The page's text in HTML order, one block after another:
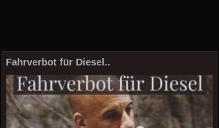
Fahrverbot für Diesel..